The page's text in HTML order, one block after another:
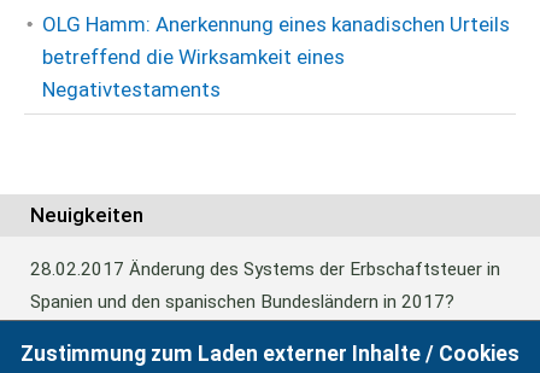
OLG Hamm: Anerkennung eines kanadischen Urteils
betreffend die Wirksamkeit eines
Negativtestaments
Neuigkeiten
28.02.2017 Änderung des Systems der Erbschaftsteuer in
Spanien und den spanischen Bundesländern in 2017?
Zustimmung zum Laden externer Inhalte / Cookies